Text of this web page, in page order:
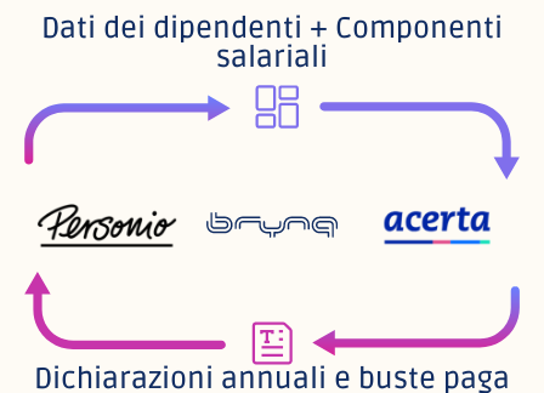
Dati dei dipendenti + Componenti
salariali
Dichiarazioni annuali e buste paga